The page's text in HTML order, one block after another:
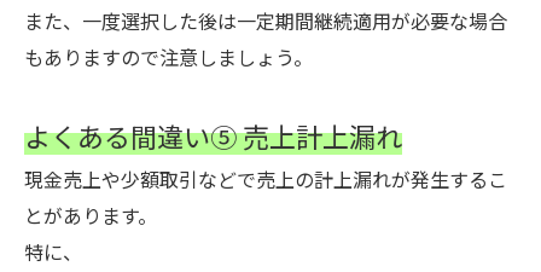
また、一度選択した後は一定期間継続適用が必要な場合
もありますので注意しましょう。
よくある間違い⑤ 売上計上漏れ
現金売上や少額取引などで売上の計上漏れが発生するこ
とがあります。
特に、